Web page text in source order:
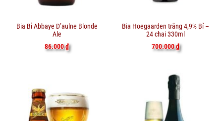
Bia Bỉ Abbaye D’aulne Blonde
Ale
86.000₫
Bia Hoegaarden trắng 4,9% Bỉ –
24 chai 330ml
700.000₫